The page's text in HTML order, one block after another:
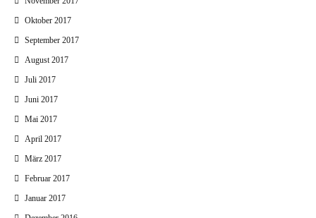
Oktober 2017
September 2017
August 2017
Juli 2017
Juni 2017
Mai 2017
April 2017
März 2017
Februar 2017
Januar 2017